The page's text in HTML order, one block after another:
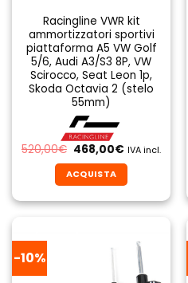
Racingline VWR kit
ammortizzatori sportivi
piattaforma A5 VW Golf
5/6, Audi A3/S3 8P, VW
Scirocco, Seat Leon 1p,
Skoda Octavia 2 (stelo
55mm)
520,00€ Il
prezzo
originale
era:
520,00€.
468,00€Il
attuale
è:
468,00€.
IVA incl.
ACQUISTA
-10%